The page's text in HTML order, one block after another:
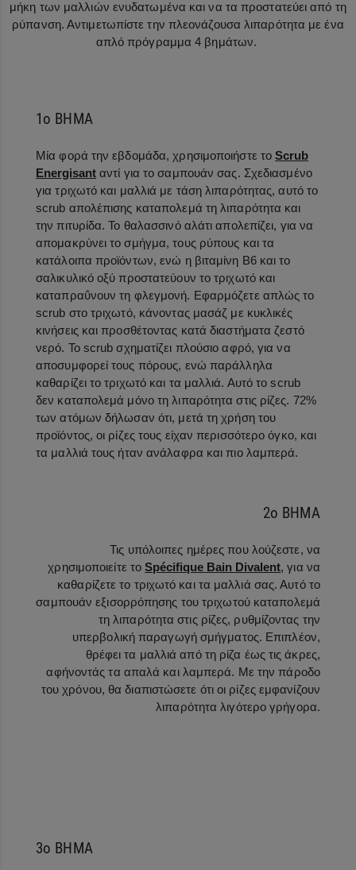
μήκη των μαλλιών ενυδατωμένα και να τα προστατεύει από τη
ρύπανση. Αντιμετωπίστε την πλεονάζουσα λιπαρότητα με ένα
απλό πρόγραμμα 4 βημάτων.
1ο ΒΗΜΑ
Μία φορά την εβδομάδα, χρησιμοποιήστε τοScrub
Energisant αντί για το σαμπουάν σας. Σχεδιασμένο
για τριχωτό και μαλλιά με τάση λιπαρότητας, αυτό το
scrub απολέπισης καταπολεμά τη λιπαρότητα και
την πιτυρίδα. Το θαλασσινό αλάτι απολεπίζει, για να
απομακρύνει το σμήγμα, τους ρύπους και τα
κατάλοιπα προϊόντων, ενώ η βιταμίνη B6 και το
σαλικυλικό οξύ προστατεύουν το τριχωτό και
καταπραΰνουν τη φλεγμονή. Εφαρμόζετε απλώς το
scrub στο τριχωτό, κάνοντας μασάζ με κυκλικές
κινήσεις και προσθέτοντας κατά διαστήματα ζεστό
νερό. Το scrub σχηματίζει πλούσιο αφρό, για να
αποσυμφορεί τους πόρους, ενώ παράλληλα
καθαρίζει το τριχωτό και τα μαλλιά. Αυτό το scrub
δεν καταπολεμά μόνο τη λιπαρότητα στις ρίζες. 72%
των ατόμων δήλωσαν ότι, μετά τη χρήση του
προϊόντος, οι ρίζες τους είχαν περισσότερο όγκο, και
τα μαλλιά τους ήταν ανάλαφρα και πιο λαμπερά.
2ο ΒΗΜΑ
Τις υπόλοιπες ημέρες που λούζεστε, να
χρησιμοποιείτε τοSpécifique Bain Divalent, για να
καθαρίζετε το τριχωτό και τα μαλλιά σας. Αυτό το
σαμπουάν εξισορρόπησης του τριχωτού καταπολεμά
τη λιπαρότητα στις ρίζες, ρυθμίζοντας την
υπερβολική παραγωγή σμήγματος. Επιπλέον,
θρέφει τα μαλλιά από τη ρίζα έως τις άκρες,
αφήνοντάς τα απαλά και λαμπερά. Με την πάροδο
του χρόνου, θα διαπιστώσετε ότι οι ρίζες εμφανίζουν
λιπαρότητα λιγότερο γρήγορα.
3ο ΒΗΜΑ